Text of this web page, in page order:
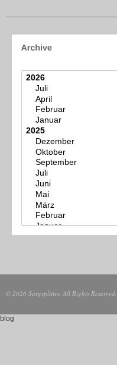
© 2026 Sargsplitter. All Rights Reserved.
blog